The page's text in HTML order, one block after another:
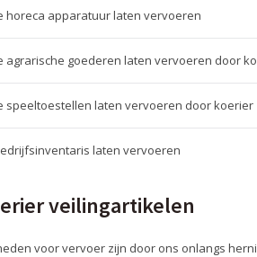
horeca apparatuur laten vervoeren
agrarische goederen laten vervoeren door
speeltoestellen laten vervoeren door koerier
laten vervoeren
veilingartikelen
voor vervoer zijn door ons onlangs